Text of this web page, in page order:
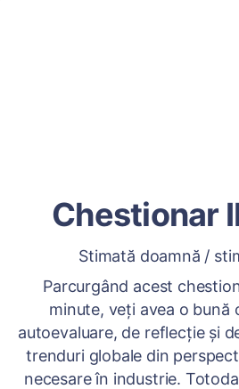
Chestionar
Stimată doamnă /
Parcurgând acest
minute, veți avea o
autoevaluare, de reflecție și
trenduri globale din
necesare în industrie.